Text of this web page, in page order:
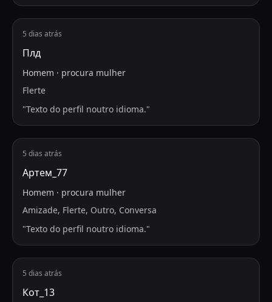
5 dias atrás
Плд
Homem · procura mulher
Flerte
"Texto do perfil noutro idioma."
5 dias atrás
Артем_77
Homem · procura mulher
Amizade, Flerte, Outro, Conversa
"Texto do perfil noutro idioma."
5 dias atrás
Кот_13